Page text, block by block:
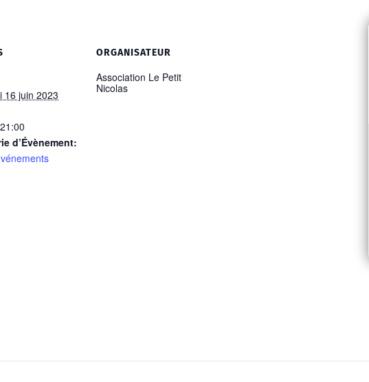
16 juin 2023
d’Évènement:
ORGANISATEUR
Association Le Petit
Nicolas